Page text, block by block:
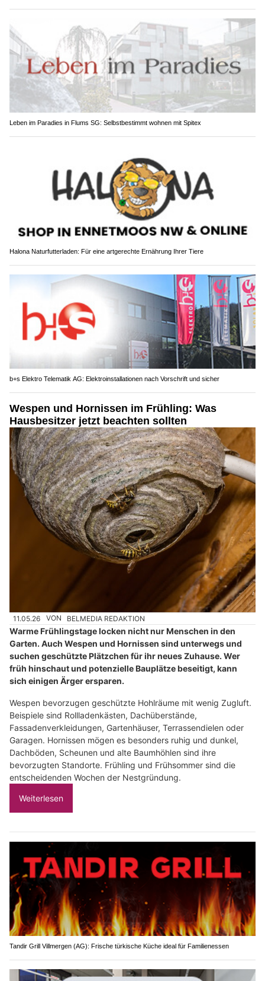
Leben im Paradies in Flums SG: Selbstbestimmt wohnen mit Spitex
Halona Naturfutterladen: Für eine artgerechte Ernährung Ihrer Tiere
b+s Elektro Telematik AG: Elektroinstallationen nach Vorschrift und sicher
Wespen und Hornissen im Frühling: Was
Hausbesitzer jetzt beachten sollten
11.05.26 VON BELMEDIA REDAKTION
Warme Frühlingstage locken nicht nur Menschen in den
Garten. Auch Wespen und Hornissen sind unterwegs und
suchen geschützte Plätzchen für ihr neues Zuhause. Wer
früh hinschaut und potenzielle Bauplätze beseitigt, kann
sich einigen Ärger ersparen.
Wespen bevorzugen geschützte Hohlräume mit wenig Zugluft.
Beispiele sind Rollladenkästen, Dachüberstände,
Fassadenverkleidungen, Gartenhäuser, Terrassendielen oder
Garagen. Hornissen mögen es besonders ruhig und dunkel,
Dachböden, Scheunen und alte Baumhöhlen sind ihre
bevorzugten Standorte. Frühling und Frühsommer sind die
entscheidenden Wochen der Nestgründung.
Weiterlesen
Tandir Grill Villmergen (AG): Frische türkische Küche ideal für Familienessen